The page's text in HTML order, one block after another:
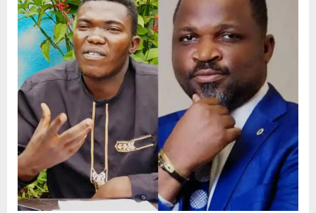
député
Bismick
Boele
en
perte
de
vitesse
politique,il
doit
chercher
à